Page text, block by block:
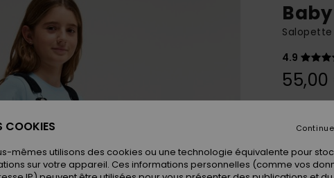
4.9
COOKIES
mêmes utilisons des cookies ou une technologie équivalente pour
sur votre appareil. Ces informations personnelles (comme vos